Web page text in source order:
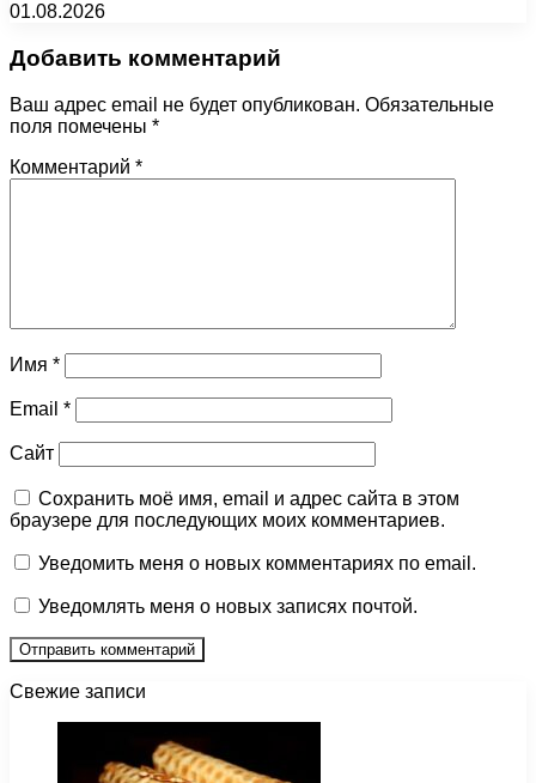
01.08.2026
Добавить комментарий
Ваш адрес email не будет опубликован. Обязательные
поля помечены *
Комментарий *
Имя *
Email *
Сайт
Сохранить моё имя, email и адрес сайта в этом
браузере для последующих моих комментариев.
Уведомить меня о новых комментариях по email.
Уведомлять меня о новых записях почтой.
Свежие записи